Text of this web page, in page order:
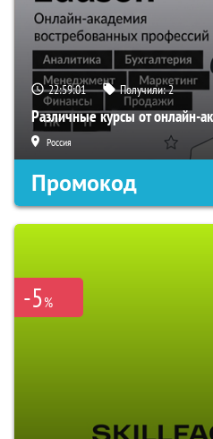
22:59:00 Получили:2
Различные курсы от онлайн-
Россия
Промокод
-5%